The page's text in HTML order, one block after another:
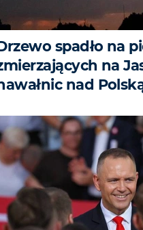
spadło na
na
nad